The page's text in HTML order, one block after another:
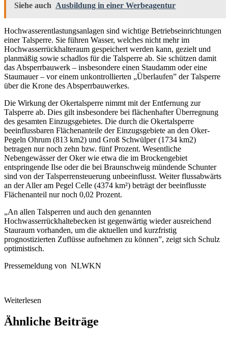
Siehe auch Ausbildung in einer Werbeagentur
Hochwasserentlastungsanlagen sind wichtige Betriebseinrichtungen
einer Talsperre. Sie führen Wasser, welches nicht mehr im
Hochwasserrückhalteraum gespeichert werden kann, gezielt und
planmäßig sowie schadlos für die Talsperre ab. Sie schützen damit
das Absperrbauwerk – insbesondere einen Staudamm oder eine
Staumauer – vor einem unkontrollierten „Überlaufen” der Talsperre
über die Krone des Absperrbauwerkes.
Die Wirkung der Okertalsperre nimmt mit der Entfernung zur
Talsperre ab. Dies gilt insbesondere bei flächenhafter Überregnung
des gesamten Einzugsgebietes. Die durch die Okertalsperre
beeinflussbaren Flächenanteile der Einzugsgebiete an den Oker-
Pegeln Ohrum (813 km2) und Groß Schwülper (1734 km2)
betragen nur noch zehn bzw. fünf Prozent. Wesentliche
Nebengewässer der Oker wie etwa die im Brockengebiet
entspringende Ilse oder die bei Braunschweig mündende Schunter
sind von der Talsperrensteuerung unbeeinflusst. Weiter flussabwärts
an der Aller am Pegel Celle (4374 km²) beträgt der beeinflusste
Flächenanteil nur noch 0,02 Prozent.
„An allen Talsperren und auch den genannten
Hochwasserrückhaltebecken ist gegenwärtig wieder ausreichend
Stauraum vorhanden, um die aktuellen und kurzfristig
prognostizierten Zuflüsse aufnehmen zu können”, zeigt sich Schulz
optimistisch.
Pressemeldung von NLWKN
Weiterlesen
Ähnliche Beiträge